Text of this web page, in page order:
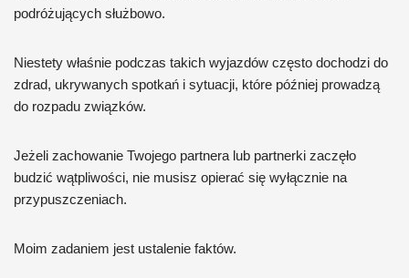
podróżujących służbowo.
Niestety właśnie podczas takich wyjazdów często dochodzi do
zdrad, ukrywanych spotkań i sytuacji, które później prowadzą
do rozpadu związków.
Jeżeli zachowanie Twojego partnera lub partnerki zaczęło
budzić wątpliwości, nie musisz opierać się wyłącznie na
przypuszczeniach.
Moim zadaniem jest ustalenie faktów.